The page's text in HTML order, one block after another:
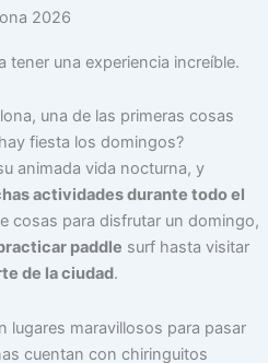
2026
tener una experiencia increíble.
​​una de las primeras cosas
fiesta los domingos?
animada vida nocturna, y
actividades durante todo el
cosas para disfrutar un domingo,
paddle surf hasta visitar
de la ciudad.
lugares maravillosos para pasar
cuentan con chiringuitos